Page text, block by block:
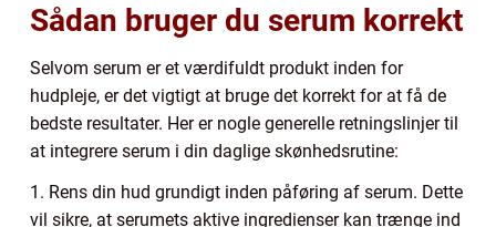
Sådan bruger du serum korrekt
Selvom serum er et værdifuldt produkt inden for
hudpleje, er det vigtigt at bruge det korrekt for at få de
bedste resultater. Her er nogle generelle retningslinjer til
at integrere serum i din daglige skønhedsrutine:
1. Rens din hud grundigt inden påføring af serum. Dette
vil sikre, at serumets aktive ingredienser kan trænge ind